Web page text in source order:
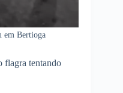
em Bertioga
flagra tentando